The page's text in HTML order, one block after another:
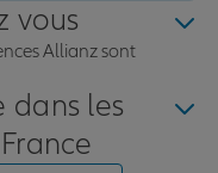
vous
Allianz sont
dans les